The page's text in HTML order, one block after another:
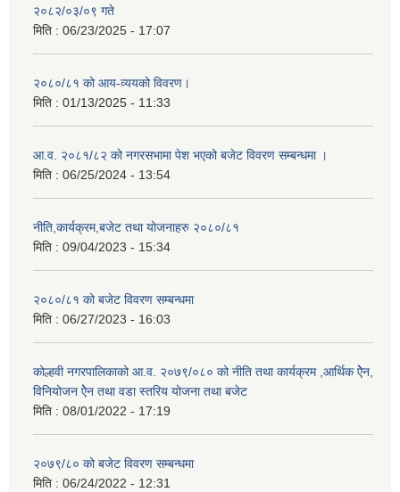
२०८२/०३/०९ गते
मिति : 06/23/2025 - 17:07
२०८०/८१ को आय-व्ययको विवरण।
मिति : 01/13/2025 - 11:33
आ.व. २०८१/८२ को नगरसभामा पेश भएको बजेट विवरण सम्बन्धमा ।
मिति : 06/25/2024 - 13:54
नीति,कार्यक्रम,बजेट तथा योजनाहरु २०८०/८१
मिति : 09/04/2023 - 15:34
२०८०/८१ को बजेट विवरण सम्बन्धमा
मिति : 06/27/2023 - 16:03
कोल्हवी नगरपालिकाको आ.व. २०७९/०८० को नीति तथा कार्यक्रम ,आर्थिक ऐेन,
विनियोजन ऐेन तथा वडा स्तरिय योजना तथा बजेट
मिति : 08/01/2022 - 17:19
२०७९/८० को बजेट विवरण सम्बन्धमा
मिति : 06/24/2022 - 12:31